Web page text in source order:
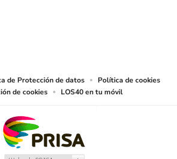
de Protección de datos
Política de cookies
de cookies
LOS40 en tu móvil